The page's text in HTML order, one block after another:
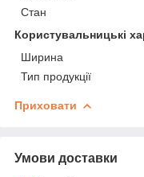
Стан
Користувальницькі
Ширина
Тип продукції
Приховати
Умови доставки